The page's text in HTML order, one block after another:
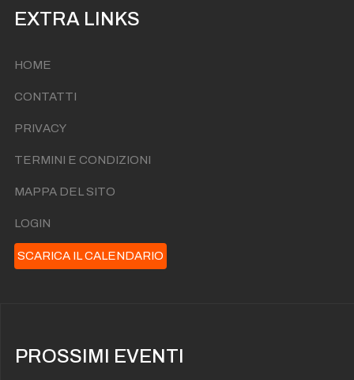
EXTRA LINKS
HOME
CONTATTI
PRIVACY
TERMINI E CONDIZIONI
MAPPA DEL SITO
LOGIN
SCARICA IL CALENDARIO
PROSSIMI EVENTI